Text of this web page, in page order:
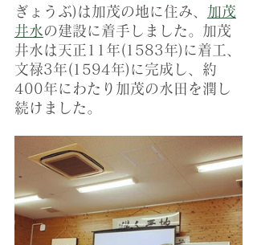
ぎょうぶ)は加茂の地に住み、 加茂
井水 の建設に着手しました。加茂
井水は天正11年(1583年)に着工、
文禄3年(1594年)に完成し、約
400年にわたり加茂の水田を潤し
続けました。